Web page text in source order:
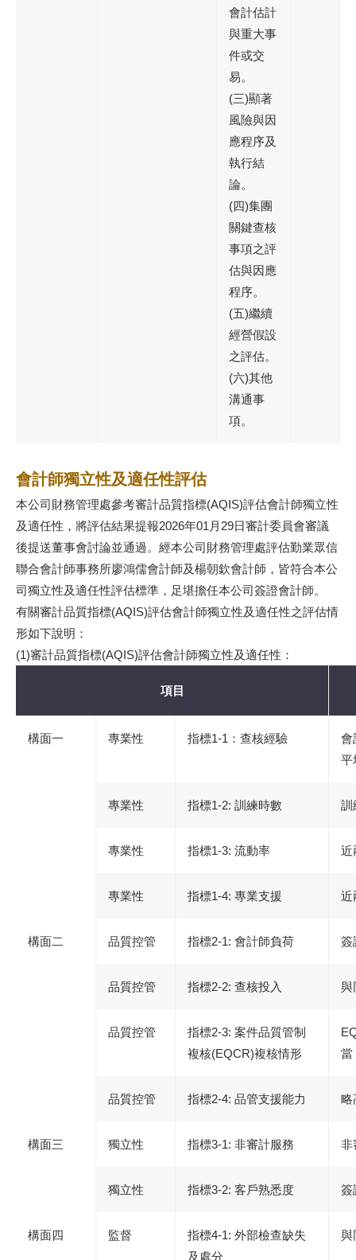
會計估計
與重大事
件或交
易。
(三)顯著
風險與因
應程序及
執行結
論。
(四)集團
關鍵查核
事項之評
估與因應
程序。
(五)繼續
經營假設
之評估。
(六)其他
溝通事
項。
會計師獨立性及適任性評估
本公司財務管理處參考審計品質指標(AQIS)評估會計師獨立性
及適任性，將評估結果提報2026年01月29日審計委員會審議
後提送董事會討論並通過。經本公司財務管理處評估勤業眾信
聯合會計師事務所廖鴻儒會計師及楊朝欽會計師，皆符合本公
司獨立性及適任性評估標準，足堪擔任本公司簽證會計師。
有關審計品質指標(AQIS)評估會計師獨立性及適任性之評估情
形如下說明：
(1)審計品質指標(AQIS)評估會計師獨立性及適任性：
項目
構面一 專業性 指標1-1：查核經驗
會
平
專業性 指標1-2: 訓練時數 訓
專業性 指標1-3: 流動率 近
專業性 指標1-4: 專業支援 近
構面二 品質控管 指標2-1: 會計師負荷 簽
品質控管 指標2-2: 查核投入 與
品質控管
指標2-3: 案件品質管制
複核(EQCR)複核情形
當
品質控管 指標2-4: 品管支援能力 略
構面三 獨立性 指標3-1: 非審計服務 非
獨立性 指標3-2: 客戶熟悉度 簽
構面四 監督
指標4-1: 外部檢查缺失
及處分
與